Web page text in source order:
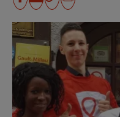
sur
facebook
sur
linkedin
l'URL